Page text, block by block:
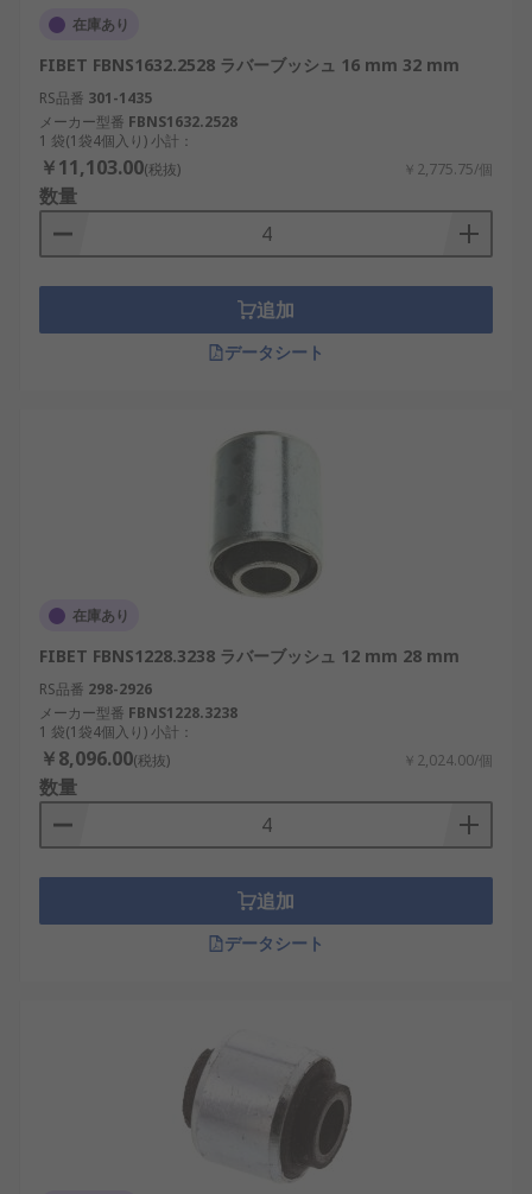
在庫あり
FIBET FBNS1632.2528 ラバーブッシュ 16 mm 32 mm
RS品番 301-1435
メーカー型番 FBNS1632.2528
1 袋(1袋4個入り) 小計：
￥11,103.00(税抜) ￥2,775.75/個
数量
追加
データシート
在庫あり
FIBET FBNS1228.3238 ラバーブッシュ 12 mm 28 mm
RS品番 298-2926
メーカー型番 FBNS1228.3238
1 袋(1袋4個入り) 小計：
￥8,096.00(税抜) ￥2,024.00/個
数量
追加
データシート